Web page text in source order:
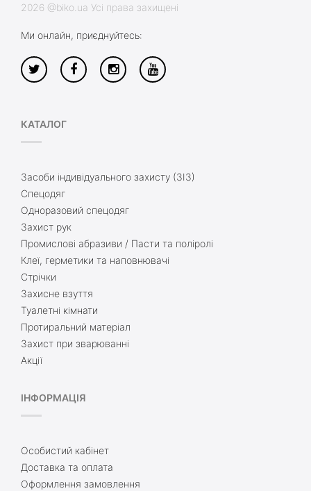
2026 @biko.ua Усі права захищені
Ми онлайн, приєднуйтесь:
КАТАЛОГ
Засоби індивідуального захисту (ЗІЗ)
Спецодяг
Одноразовий спецодяг
Захист рук
Промислові абразиви / Пасти та поліролі
Клеї, герметики та наповнювачі
Стрічки
Захисне взуття
Туалетні кімнати
Протиральний матеріал
Захист при зварюванні
Акції
ІНФОРМАЦІЯ
Особистий кабінет
Доставка та оплата
Оформлення замовлення